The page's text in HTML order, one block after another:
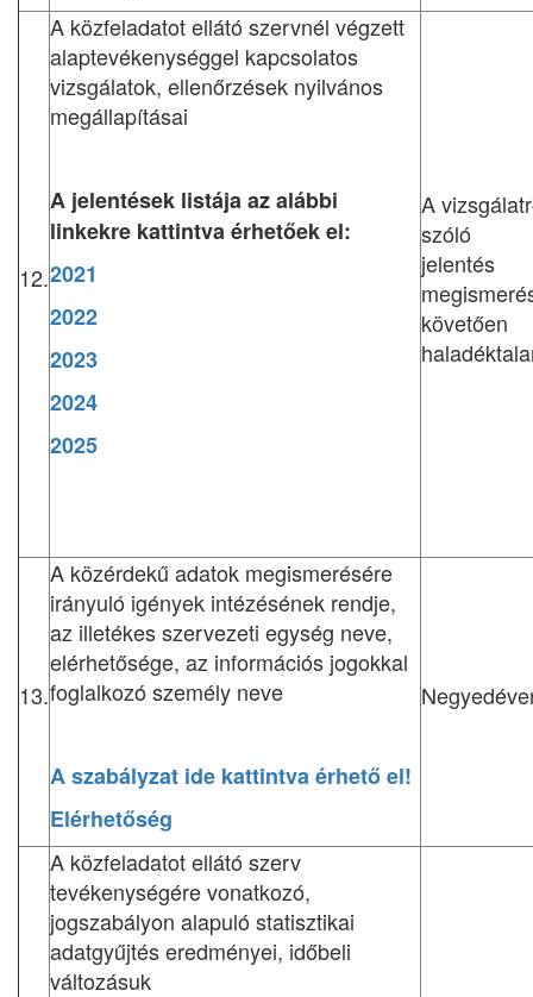
12.
A közfeladatot ellátó szervnél végzett
alaptevékenységgel kapcsolatos
vizsgálatok, ellenőrzések nyilvános
megállapításai
A jelentések listája az alábbi
linkekre kattintva érhetőek el:
2021
2022
2023
2024
2025
A
szóló
jelentés
követően
13.
A közérdekű adatok megismerésére
irányuló igények intézésének rendje,
az illetékes szervezeti egység neve,
elérhetősége, az információs jogokkal
foglalkozó személy neve
A szabályzat ide kattintva érhető el!
Elérhetőség
A közfeladatot ellátó szerv
tevékenységére vonatkozó,
jogszabályon alapuló statisztikai
adatgyűjtés eredményei, időbeli
változásuk